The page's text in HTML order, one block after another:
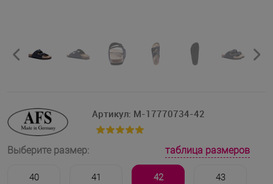
Артикул: M-17770734-42
Выберите размер: таблица размеров
40 41 42 43